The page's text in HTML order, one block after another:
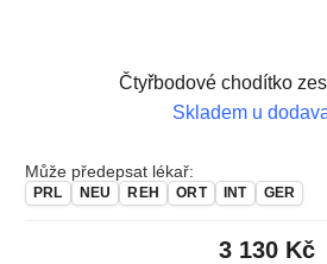
Čtyřbodové chodítko
Skladem u
Může předepsat lékař:
PRL NEU REH ORT INT GER
3 130 Kč